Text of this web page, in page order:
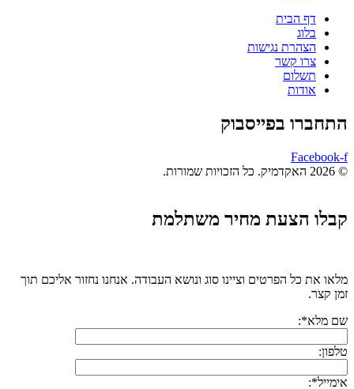
דף הבית
בלוג
הצהרת נגישות
צרו קשר
תשלום
אודות
התחברו בפייסבוק
Facebook-f
© 2026 האקדמיק. כל הזכויות שמורות.
קבלו הצעת מחיר משתלמת
מלאו את כל הפרטים וציינו סוג ונושא העבודה. אנחנו נחזור אליכם תוך
זמן קצר.
שם מלא*:
טלפון:
אימייל*: